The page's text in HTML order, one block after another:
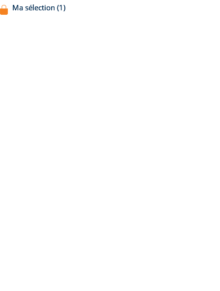
Ma sélection (1)